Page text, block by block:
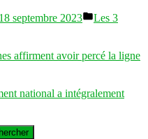
18 septembre 2023
Publié
Les 3
affirment avoir percé la ligne
national a intégralement